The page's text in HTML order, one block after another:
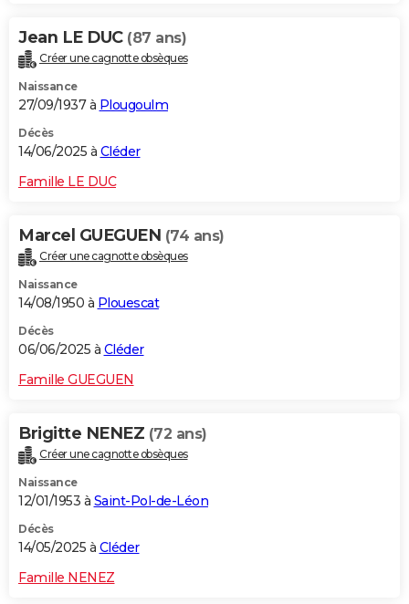
Jean LE DUC (87 ans)
Créer une cagnotte obsèques
Naissance
27/09/1937 à Plougoulm
Décès
14/06/2025 à Cléder
Famille LE DUC
Marcel GUEGUEN (74 ans)
Créer une cagnotte obsèques
Naissance
14/08/1950 à Plouescat
Décès
06/06/2025 à Cléder
Famille GUEGUEN
Brigitte NENEZ (72 ans)
Créer une cagnotte obsèques
Naissance
12/01/1953 à Saint-Pol-de-Léon
Décès
14/05/2025 à Cléder
Famille NENEZ